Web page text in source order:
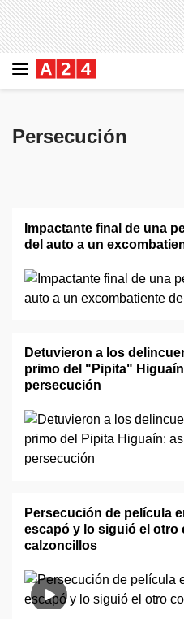
Persecución
Impactante final de una
del auto a un
Detuvieron a los
primo del "Pipita"
persecución
Persecución de película
escapó y lo siguió el otro
calzoncillos